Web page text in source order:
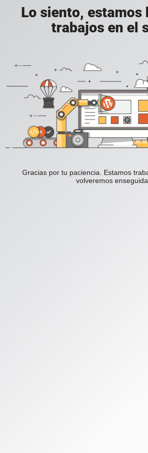
Lo siento, estamos
trabajos en el
Gracias por tu paciencia. Estamos
volveremos